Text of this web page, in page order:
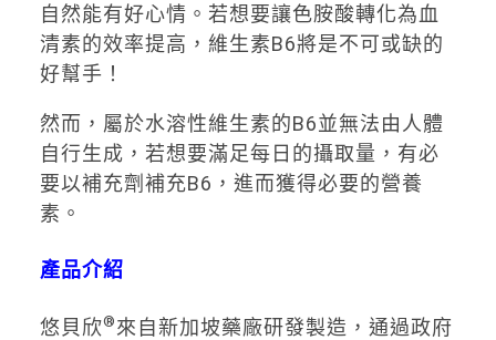
自然能有好心情。若想要讓色胺酸轉化為血
清素的效率提高，維生素B6將是不可或缺的
好幫手！
然而，屬於水溶性維生素的B6並無法由人體
自行生成，若想要滿足每日的攝取量，有必
要以補充劑補充B6，進而獲得必要的營養
素。
產品介紹
悠貝欣®來自新加坡藥廠研發製造，通過政府